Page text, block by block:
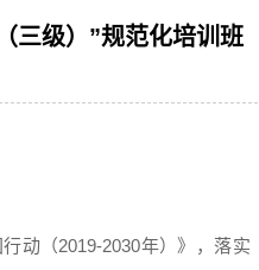
三级）”规范化培训班
动（2019-2030年）》，落